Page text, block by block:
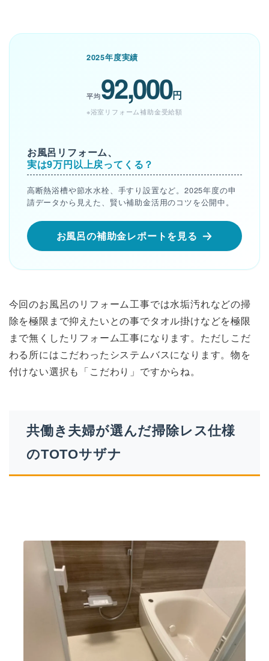
2025年度実績
平均92,000円
※浴室リフォーム補助金受給額
お風呂リフォーム、
実は9万円以上戻ってくる？
高断熱浴槽や節水水栓、手すり設置など。2025年度の申
請データから見えた、賢い補助金活用のコツを公開中。
お風呂の補助金レポートを見る
今回のお風呂のリフォーム工事では水垢汚れなどの掃
除を極限まで抑えたいとの事でタオル掛けなどを極限
まで無くしたリフォーム工事になります。ただしこだ
わる所にはこだわったシステムバスになります。物を
付けない選択も「こだわり」ですからね。
共働き夫婦が選んだ掃除レス仕様
のTOTOサザナ